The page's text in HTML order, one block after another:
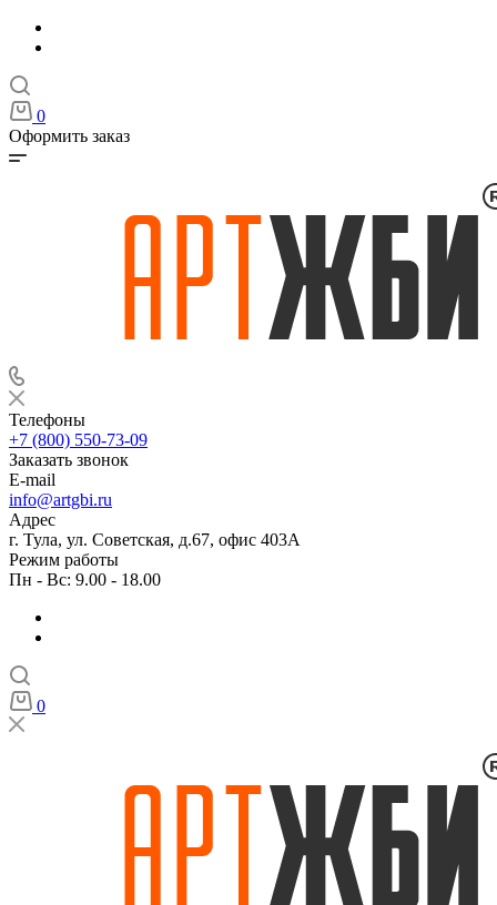
0
Оформить заказ
Телефоны
+7 (800) 550-73-09
Заказать звонок
E-mail
info@artgbi.ru
Адрес
г. Тула, ул. Советская, д.67, офис 403А
Режим работы
Пн - Вс: 9.00 - 18.00
0